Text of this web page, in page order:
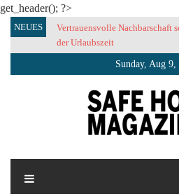
get_header(); ?>
SkipNEUES
Vertrauensvolle Nachbarschaft
der Urlaubszeit
Sunday, Aug 9,
SAFE HOME